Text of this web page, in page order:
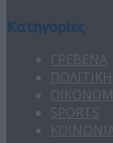
Κατηγορίες
ΓΡΕΒΕΝΑ
ΠΟΛΙΤΙΚΗ
SPORTS